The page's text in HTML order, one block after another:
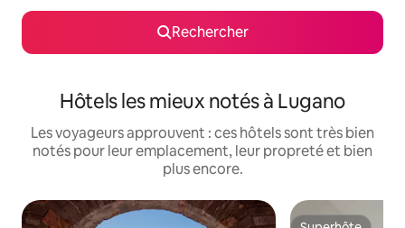
Rechercher
Hôtels les mieux notés à Lugano
Les voyageurs approuvent : ces hôtels sont très bien
notés pour leur emplacement, leur propreté et bien
plus encore.